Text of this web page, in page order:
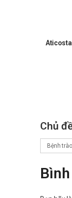
Aticosta
Chủ
Bệnh